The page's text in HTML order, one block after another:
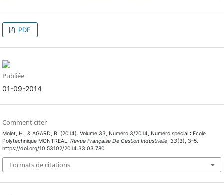
PDF
Publiée
01-09-2014
Comment citer
Molet, H., & AGARD, B. (2014). Volume 33, Numéro 3/2014, Numéro spécial : Ecole
Polytechnique MONTREAL. Revue Française De Gestion Industrielle, 33(3), 3–5.
https://doi.org/10.53102/2014.33.03.780
Formats de citations